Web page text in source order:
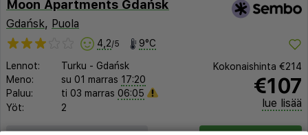
Moon Apartments Gdańsk
Gdańsk, Puola
4,2/5 9°C
Lennot: Turku - Gdańsk
Meno:
su 01 marras 17:20
Paluu:
ti 03 marras 06:05
Yöt:
2
Kokonaishinta €214
€107
lue lisää